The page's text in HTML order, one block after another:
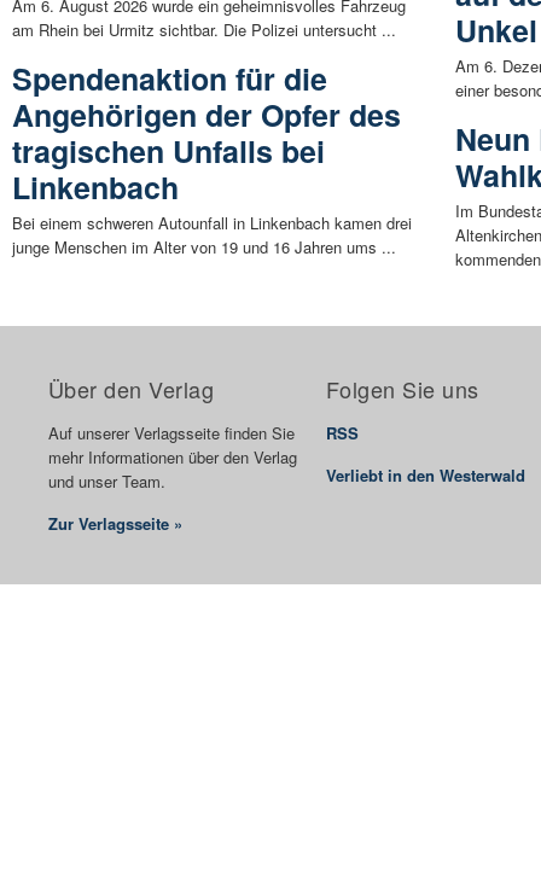
Am 6. August 2026 wurde ein geheimnisvolles Fahrzeug
am Rhein bei Urmitz sichtbar. Die Polizei untersucht ...
Spendenaktion für die
Angehörigen der Opfer des
tragischen Unfalls bei
Linkenbach
Bei einem schweren Autounfall in Linkenbach kamen drei
junge Menschen im Alter von 19 und 16 Jahren ums ...
Unkel
Am 6.
einer
Im
Über den Verlag
Auf unserer Verlagsseite finden Sie
mehr Informationen über den Verlag
und unser Team.
Zur Verlagsseite »
Folgen Sie uns
RSS
Verliebt in den Westerwald